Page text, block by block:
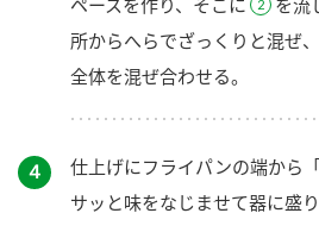
所からへらでざっくりと混ぜ
全体を混ぜ合わせる。
４
仕上げにフライパンの端から
サッと味をなじませて器に盛